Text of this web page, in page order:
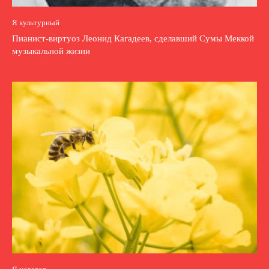
Я культурный
Пианист-виртуоз Леонид Кагадеев, сделавший Сумы Меккой
музыкальной жизни